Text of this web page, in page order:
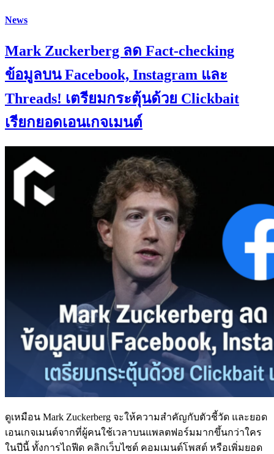
News
Mark Zuckerberg ลด Fact-checking
ข้อมูลบน Facebook, Instagram และ
Threads! เตรียมกระตุ้นด้วย Clickbait
เรียกยอดเอนเกจเมนต์
ดูเหมือน Mark Zuckerberg จะให้ความสำคัญกับตัวชี้วัด และยอด
เอนเกจเมนต์จากที่ผู้คนใช้เวลาบนแพลตฟอร์มมากขึ้นกว่าใคร
ในปีนี้ ทั้งการไถฟีด คลิกเว็บไซต์ คอมเมนต์โพสต์ หรือเพิ่มยอด